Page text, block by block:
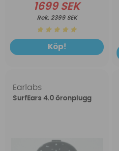
1699 SEK
2399 SEK
Köp!
Earlabs
SurfEars 4.0 öronplugg